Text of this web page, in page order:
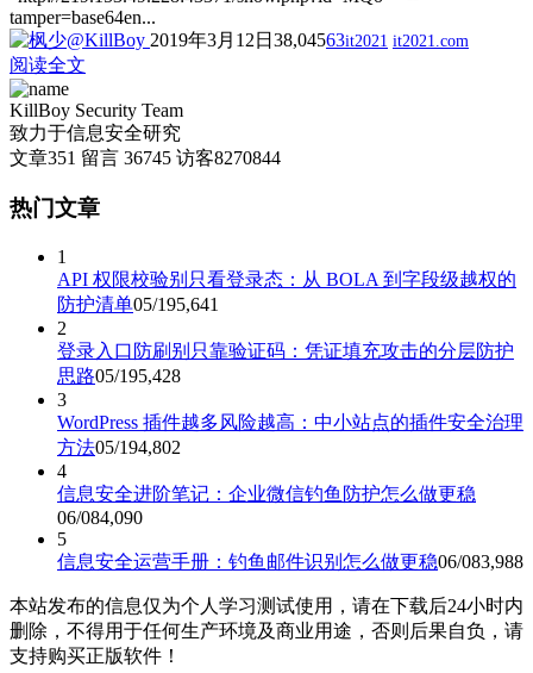
tamper=base64en...
2019年3月12日 38,04563it2021 it2021.com
阅读全文
KillBoy Security Team
致力于信息安全研究
文章351 留言 36745 访客8270844
热门文章
1
API 权限校验别只看登录态：从 BOLA 到字段级越权的
防护清单05/195,641
2
登录入口防刷别只靠验证码：凭证填充攻击的分层防护
思路05/195,428
3
WordPress 插件越多风险越高：中小站点的插件安全治理
方法05/194,802
4
信息安全进阶笔记：企业微信钓鱼防护怎么做更稳
06/084,090
5
信息安全运营手册：钓鱼邮件识别怎么做更稳06/083,988
本站发布的信息仅为个人学习测试使用，请在下载后24小时内
删除，不得用于任何生产环境及商业用途，否则后果自负，请
支持购买正版软件！